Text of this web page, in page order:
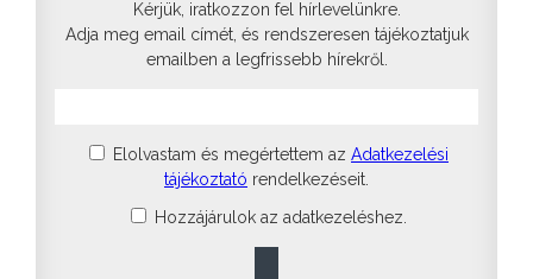
Kérjük, iratkozzon fel hírlevelünkre.
Adja meg email címét, és rendszeresen tájékoztatjuk
emailben a legfrissebb hírekről.
Elolvastam és megértettem az Adatkezelési
tájékoztató rendelkezéseit.
Hozzájárulok az adatkezeléshez.